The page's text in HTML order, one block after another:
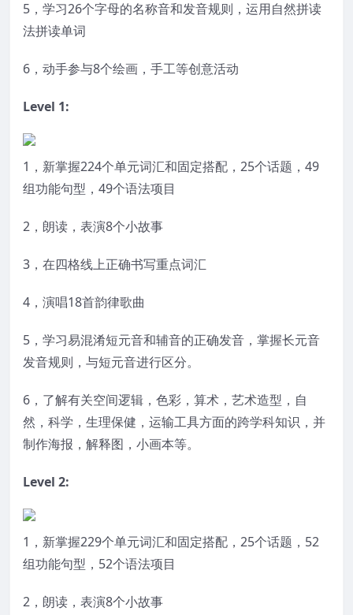
5，学习26个字母的名称音和发音规则，运用自然拼读
法拼读单词
6，动手参与8个绘画，手工等创意活动
Level 1:
1，新掌握224个单元词汇和固定搭配，25个话题，49
组功能句型，49个语法项目
2，朗读，表演8个小故事
3，在四格线上正确书写重点词汇
4，演唱18首韵律歌曲
5，学习易混淆短元音和辅音的正确发音，掌握长元音
发音规则，与短元音进行区分。
6，了解有关空间逻辑，色彩，算术，艺术造型，自
然，科学，生理保健，运输工具方面的跨学科知识，并
制作海报，解释图，小画本等。
Level 2:
1，新掌握229个单元词汇和固定搭配，25个话题，52
组功能句型，52个语法项目
2，朗读，表演8个小故事